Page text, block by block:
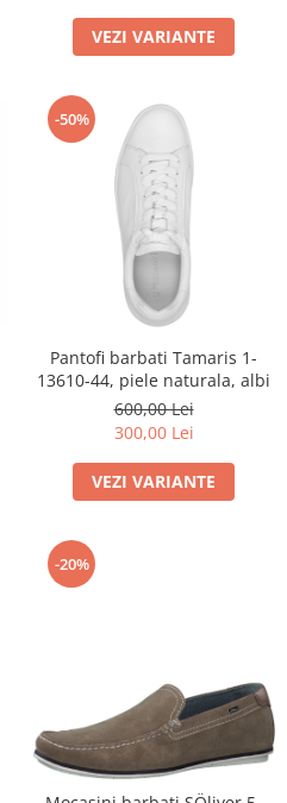
VEZI VARIANTE
-50%
Pantofi barbati Tamaris 1-
13610-44, piele naturala, albi
600,00 Lei
300,00 Lei
VEZI VARIANTE
-20%